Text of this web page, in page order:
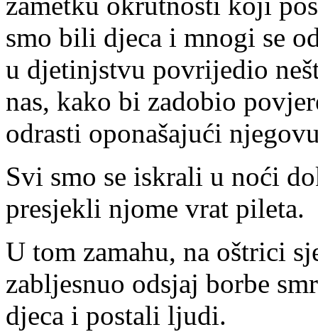
smo bili djeca i mnogi se
u djetinjstvu povrijedio
nas, kako bi zadobio
odrasti oponašajući
Svi smo se iskrali u noći
presjekli njome vrat pileta.
U tom zamahu, na oštrici
zabljesnuo odsjaj borbe
djeca i postali ljudi.